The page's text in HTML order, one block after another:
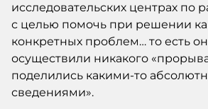
исследовательских центрах по
с целью помочь при решении
конкретных проблем… то есть
осуществили никакого
поделились какими-то
сведениями».